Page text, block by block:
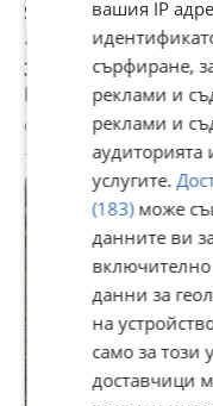
Seat Leon 1.9 TDI
1 890 €
3 696,52 лв
Не се начислява
с. Лиляче, Враца, 29 юли
вашия IP
сърфиране,
реклами и
реклами и
аудиторията
услугите.
(183)може
данните ви
данни за
на
само за този
доставчици